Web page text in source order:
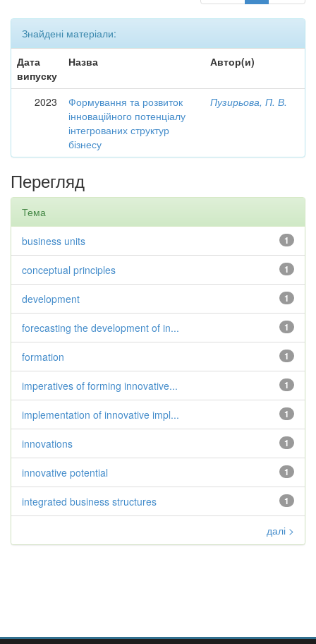
Знайдені матеріали:
Дата
випуску
Назва Автор(и)
2023
Формування та розвиток
інноваційного потенціалу
інтегрованих структур
бізнесу
Пузирьова, П. В.
Перегляд
Тема
1
business units
1
conceptual principles
1
development
1
forecasting the development of in...
1
formation
1
imperatives of forming innovative...
1
implementation of innovative impl...
1
innovations
1
innovative potential
1
integrated business structures
далі >